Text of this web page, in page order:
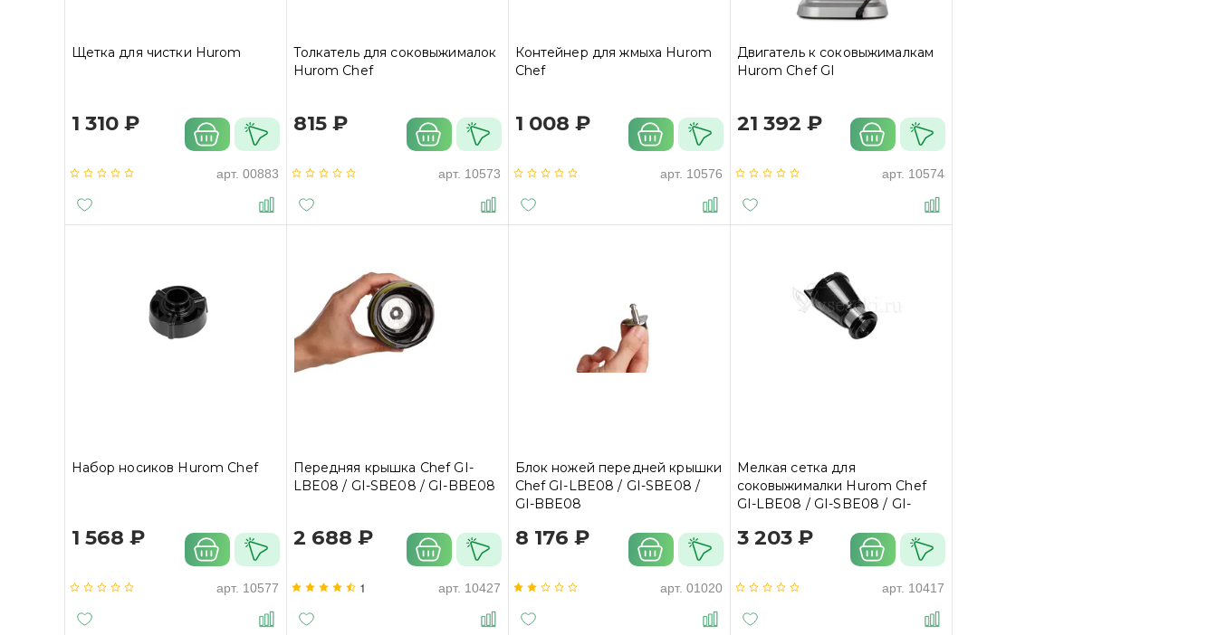
Щетка для чистки Hurom
1 310 ₽
арт. 00883
Толкатель для соковыжималок
Hurom Chef
815 ₽
арт. 10573
Контейнер для жмыха Hurom
Chef
1 008 ₽
арт. 10576
Двигатель к соковыжималкам
Hurom Chef GI
21 392 ₽
арт. 10574
Набор носиков Hurom Chef
1 568 ₽
арт. 10577
Передняя крышка Chef GI-
LBE08 / GI-SBE08 / GI-BBE08
2 688 ₽
1 арт. 10427
Блок ножей передней крышки
Chef GI-LBE08 / GI-SBE08 /
GI-BBE08
8 176 ₽
арт. 01020
Мелкая сетка для
соковыжималки Hurom Chef
GI-LBE08 / GI-SBE08 / GI-
3 203 ₽
арт. 10417